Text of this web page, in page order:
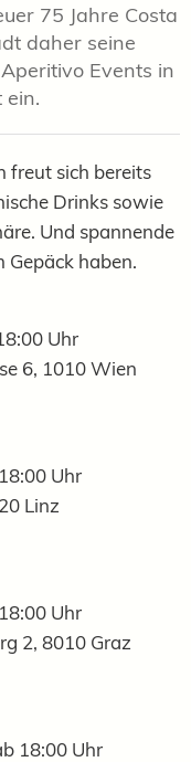
75 Jahre Costa
daher seine
Events in
ein.
freut sich bereits
Drinks sowie
Und spannende
Gepäck haben.
Uhr
6, 1010 Wien
Uhr
Linz
Uhr
2, 8010 Graz
18:00 Uhr